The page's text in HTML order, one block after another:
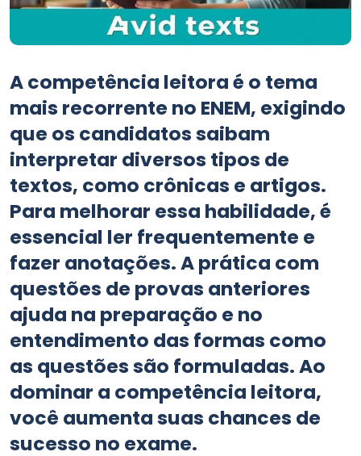
Acompetência leitoraé o tema
mais recorrente no ENEM, exigindo
que os candidatos saibam
interpretar diversos tipos de
textos, como crônicas e artigos.
Para melhorar essa habilidade, é
essencial ler frequentemente e
fazer anotações. A prática com
questões de provas anteriores
ajuda na preparação e no
entendimento das formas como
as questões são formuladas. Ao
dominar a competência leitora,
você aumenta suas chances de
sucesso no exame.